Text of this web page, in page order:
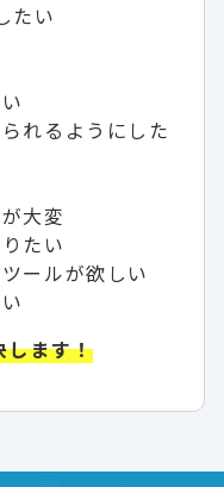
たい
れるようにした
が大変
たい
ールが欲しい
ます！